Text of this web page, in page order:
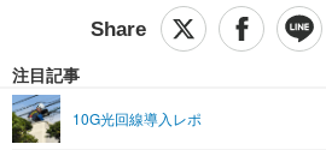
ショッピング
エンタメTOP
音楽
ペット
リリース一覧
プッシュ通知の停止方法
注目記事
10G光回線導入レポ